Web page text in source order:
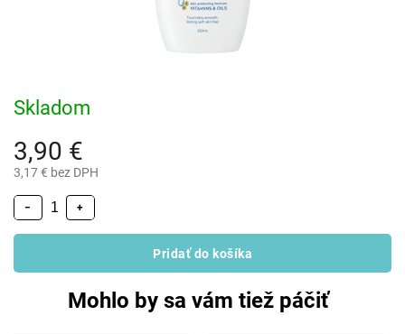
3,90 €
3,17 € bez DPH
Skladom
+
−
Pridať do košíka
Mohlo by sa vám tiež páčiť